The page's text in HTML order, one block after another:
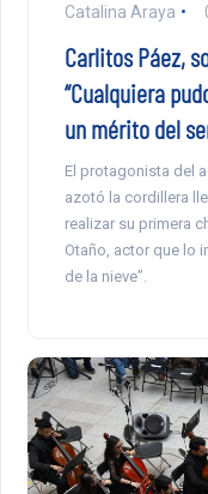
Catalina Araya
Carlitos Páez,
“Cualquiera
un mérito del
El protagonista del
azotó la cordillera
realizar su primera
Otaño, actor que lo
de la nieve”.